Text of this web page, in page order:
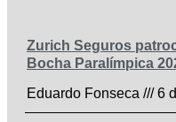
Zurich Seguros
Bocha Paralímpica
Eduardo Fonseca
6